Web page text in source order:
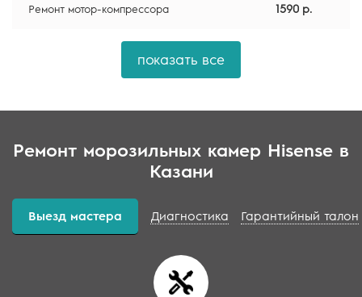
Ремонт мотор-компрессора 1590 р.
показать все
Ремонт морозильных камер Hisense в
Казани
Выезд мастера Диагностика Гарантийный талон